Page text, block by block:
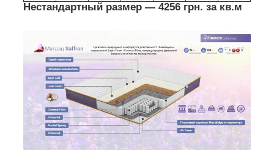
Нестандартный размер ― 4256 грн. за кв.м